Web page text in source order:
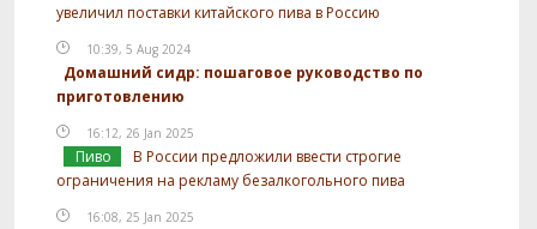
увеличил поставки китайского пива в Россию
10:39, 5 Aug 2024
Домашний сидр: пошаговое руководство по
приготовлению
16:12, 26 Jan 2025
Пиво
В России предложили ввести строгие
ограничения на рекламу безалкогольного пива
16:08, 25 Jan 2025